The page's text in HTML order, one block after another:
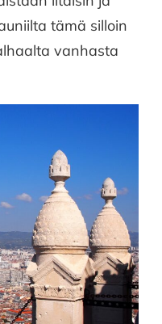
tämä silloin
vanhasta